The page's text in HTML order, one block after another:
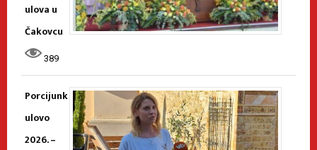
ulova u
Čakovcu
389
Porcijunk
ulovo
2026. –